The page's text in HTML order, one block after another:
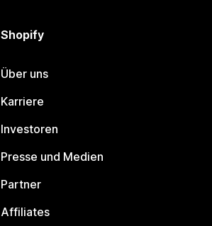
Shopify
Über uns
Karriere
Investoren
Presse und Medien
Partner
Affiliates